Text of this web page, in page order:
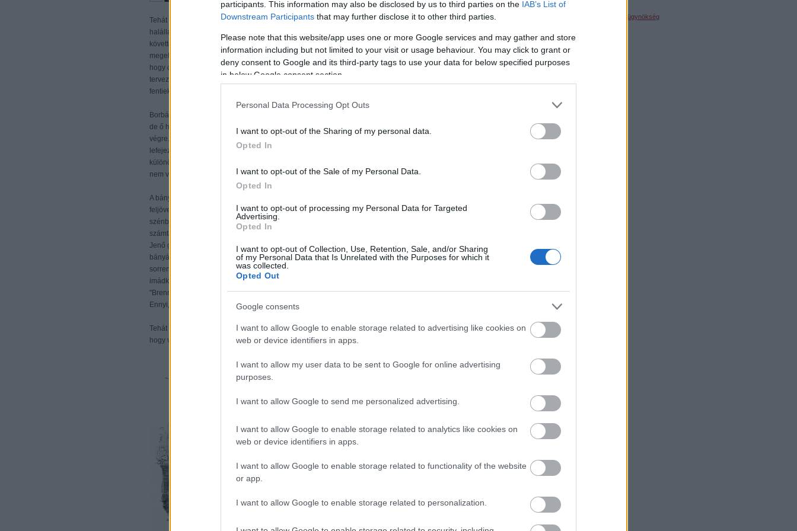
participants. This information may also be disclosed by us to third parties on the IAB’s List of
Downstream Participants that may further disclose it to other third parties.
Please note that this website/app uses one or more Google services and may gather and store
information including but not limited to your visit or usage behaviour. You may click to grant or
deny consent to Google and its third-party tags to use your data for below specified purposes
in below Google consent section.
Personal Data Processing Opt Outs
I want to opt-out of the Sharing of my personal data.
Opted In
I want to opt-out of the Sale of my Personal Data.
Opted In
I want to opt-out of processing my Personal Data for Targeted
Advertising.
Opted In
I want to opt-out of Collection, Use, Retention, Sale, and/or Sharing
of my Personal Data that Is Unrelated with the Purposes for which it
was collected.
Opted Out
Google consents
I want to allow Google to enable storage related to advertising like cookies on
web or device identifiers in apps.
I want to allow my user data to be sent to Google for online advertising
purposes.
I want to allow Google to send me personalized advertising.
I want to allow Google to enable storage related to analytics like cookies on
web or device identifiers in apps.
I want to allow Google to enable storage related to functionality of the website
or app.
I want to allow Google to enable storage related to personalization.
Tehát Borbála, angol nyelvterületen Barbara a bányászok, kohászok, tűzoltók, tágabban egyéb, hirtelen
halállal rendszeresen szembenéző szakmák védőszentje. Szentté avatásához kezdetben a szokásos utat
követte, hogy tudniillik olyan időszakban akart keresztény leány lenni, amikor az még nem volt menő. Korunkat
megelőzni veszélyes is lehet, Borbálát egy toronyba záratta be feltehetően Grimm-meséken nevelkedett apja,
hogy ott gondolkodjon tovább teológiai témákról. Ehelyett a leány például kibulizta, hogy fürdőépületére a
tervezett kettő helyett három ablakot vágjanak az építőmesterek, merthogymivel a Szentháromság. Borbálát a
fentiek miatt gyakran egy három ablakú toronnyal ábrázolják.
Borbála megszökött a toronyból, pásztorok bujtatták, majd elkapták a hatóságok és változatos módon kínozták,
de ő hű maradt hitéhez, valamint mindenféle csodák történtek. Végül lefejezésre ítélték, amit saját apja hajtott
végre. Amikor azonban az ödipális konfliktus ily szokatlan megoldása után apa hazafelé tartott a sikeres
lefejezésről, villám sújtotta halálra. Így lett Borbála a hirtelen, váratlan halálesetek elleni védekezés szentje,
különös tekintettel az olyanokra, amikor az tűzzel is jár. Mondjuk az eredeti sztoriban Borbála éppenséggel
nem védett meg senkit a villámcsapástól, sőt, de ezt hagyjuk.
A bányászok tehát Borbálához imádkoznak a bányába való leszállás előtt és a
feljövetelkor. Márkushegyen például, ami az ország utolsó mélyművelésű
szénbányája volt, ez a Borbála-szobor van az előtérben. Az ország bányáiban
számtalan szép, Borbálához szóló bányászimádság maradt fenn, ezeket Faller
Jenő gyűjtötte össze cikkében, amin elég sokat röhögtem (Ethnográfia, 1942). A
bányászimádságok általános leírása után ugyanis a helységnevek ABC-
sorrendjében következnek a szép, régies fohászok, Aknaszlatinán így
imádkoztak, Baglyasalján amúgy, lapozok izgatottan a B betűhoz,
"Brennbergbánya: sem leszálláskor, sem munkából jövet nem imádkoznak".
Ennyi, érted. Bocs, Borbála, sietünk.
Tehát akkor küldjetek pénzt és nem csap belétek a villámhasználjuk ki e szent leányra való emlékezést arra,
hogy valami jót cselekedjük.
Extra köszönet
Yummie médiaügynökség